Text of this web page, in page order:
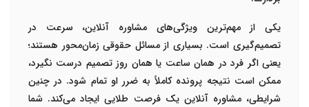
یکی از مهم‌ترین ویژگی‌های مشاوره آنلاین،سرعت در
تصمیم‌گیری است. بسیاری از مسائل حقوقی زمان‌محور هستند؛
یعنی اگر فرد در همان ساعت یا همان روز تصمیم درست نگیرد،
ممکن است نتیجه پرونده کاملاً به ضرر او تمام شود. در چنین
شرایطی، مشاوره آنلاین یک فرصت طلایی ایجاد می‌کند. شما